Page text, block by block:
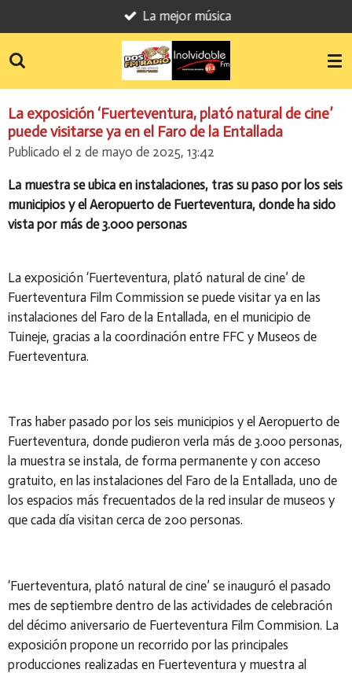
al
contenido
La mejor música
La exposición ‘Fuerteventura, plató natural de cine’
puede visitarse ya en el Faro de la Entallada
Publicado el 2 de mayo de 2025, 13:42
La muestra se ubica en instalaciones, tras su paso por los seis
municipios y el Aeropuerto de Fuerteventura, donde ha sido
vista por más de 3.000 personas
La exposición ‘Fuerteventura, plató natural de cine’ de
Fuerteventura Film Commission se puede visitar ya en las
instalaciones del Faro de la Entallada, en el municipio de
Tuineje, gracias a la coordinación entre FFC y Museos de
Fuerteventura.
Tras haber pasado por los seis municipios y el Aeropuerto de
Fuerteventura, donde pudieron verla más de 3.000 personas,
la muestra se instala, de forma permanente y con acceso
gratuito, en las instalaciones del Faro de la Entallada, uno de
los espacios más frecuentados de la red insular de museos y
que cada día visitan cerca de 200 personas.
‘Fuerteventura, plató natural de cine’ se inauguró el pasado
mes de septiembre dentro de las actividades de celebración
del décimo aniversario de Fuerteventura Film Commision. La
exposición propone un recorrido por las principales
producciones realizadas en Fuerteventura y muestra al